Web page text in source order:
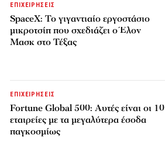
ΕΠΙΧΕΙΡΗΣΕΙΣ
SpaceX: Το γιγαντιαίο εργοστάσιο
μικροτσίπ που σχεδιάζει ο Έλον
Μασκ στο Τέξας
ΕΠΙΧΕΙΡΗΣΕΙΣ
Fortune Global 500: Αυτές είναι οι 10
εταιρείες με τα μεγαλύτερα έσοδα
παγκοσμίως